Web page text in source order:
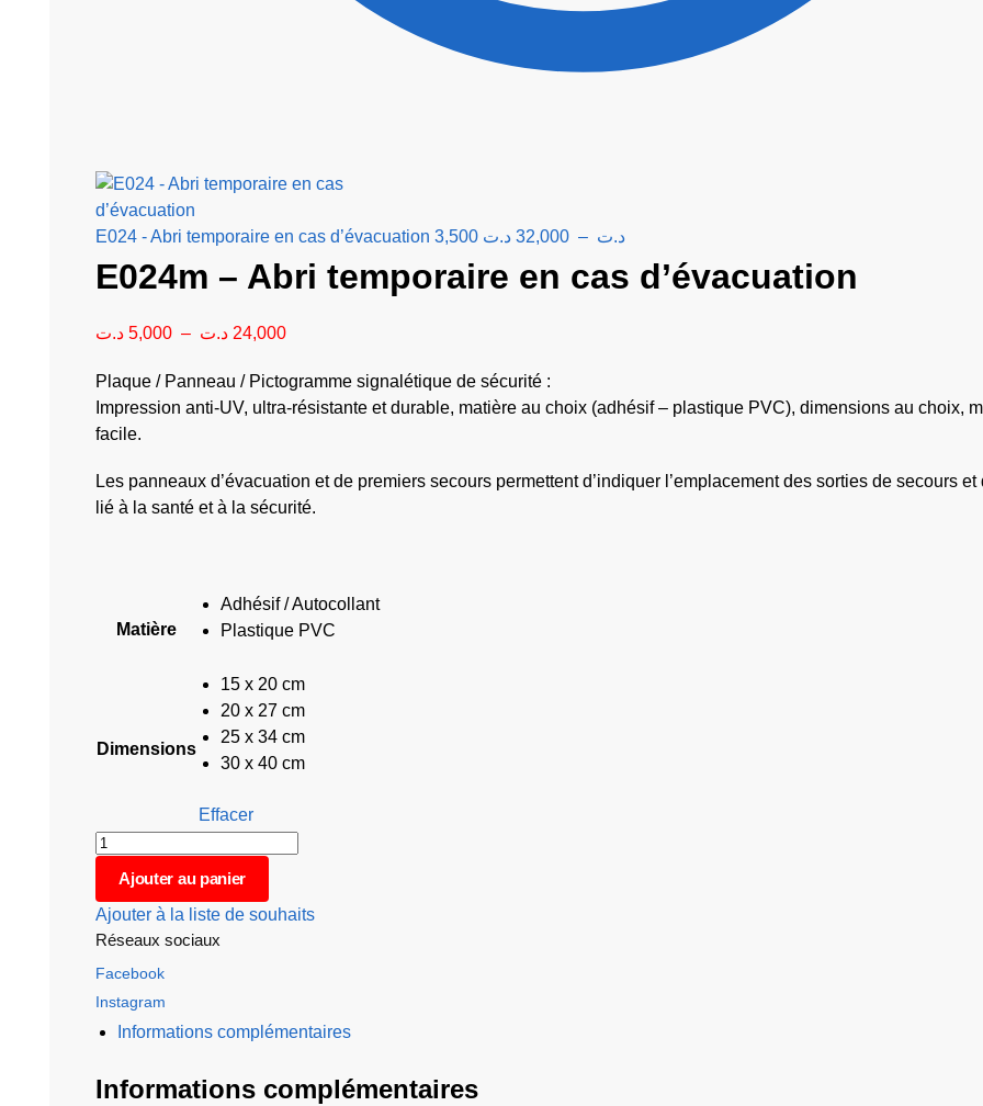
E024 - Abri temporaire en cas d’évacuation 3,500 د.ت –
32,000 د.ت
E024m – Abri temporaire en cas d’évacuation
5,000 د.ت – 24,000 د.ت
Plaque / Panneau / Pictogramme signalétique de sécurité :
Impression anti-UV, ultra-résistante et durable, matière au choix (adhésif – plastique PVC), dimensions au choix,
facile.
Les panneaux d’évacuation et de premiers secours permettent d’indiquer l’emplacement des sorties de secours et
lié à la santé et à la sécurité.
Matière
Adhésif / Autocollant
Plastique PVC
Dimensions
15 x 20 cm
20 x 27 cm
25 x 34 cm
30 x 40 cm
Effacer
Ajouter au panier
Ajouter à la liste de souhaits
Réseaux sociaux
Facebook
Instagram
Informations complémentaires
Informations complémentaires